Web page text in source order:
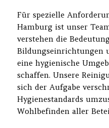
Für spezielle
Hamburg ist unser
verstehen die
Bildungseinrichtungen
eine hygienische
schaffen. Unsere
sich der Aufgabe
Hygienestandards
Wohlbefinden aller